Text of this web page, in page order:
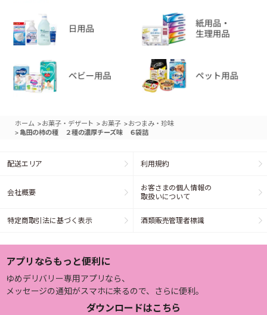
ホーム >お菓子・デザート > お菓子 >おつまみ・珍味
> 亀田の柿の種 ２種の濃厚チーズ味 ６袋詰
配送エリア 利用規約
会社概要
お客さまの個人情報の
取扱いについて
特定商取引法に基づく表示 酒類販売管理者標識
アプリならもっと便利に
ゆめデリバリー専用アプリなら、
メッセージの通知がスマホに来るので、さらに便利。
ダウンロードはこちら